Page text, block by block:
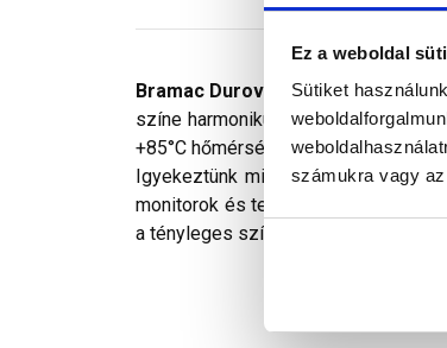
Ez a weboldal
Sütiket
számukra vagy
Bramac Durovent
színe harmonikusan illeszkedik a
+85°C hőmérsékletű lehet! Elemei:
Igyekeztünk minden technikailag
monitorok és telefonok kijelzőin
a tényleges színektől.